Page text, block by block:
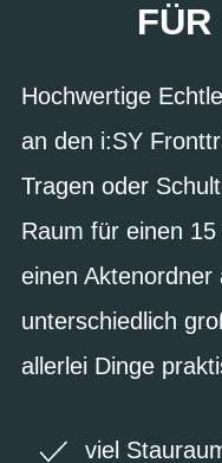
Hochwertige
an den i:SY
Tragen oder
Raum für einen
einen
unterschiedlich
allerlei Dinge
viel